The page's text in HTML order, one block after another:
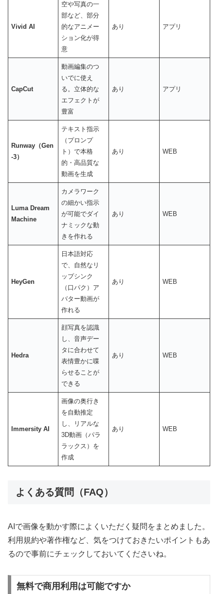
Vivid AI
空や写真の一
部など、部分
的なアニメー
ション化が得
意
あり アプリ
CapCut
動画編集のつ
いでに使え
る。立体的な
エフェクトが
豊富
あり アプリ
Runway（Gen
-3）
テキスト指示
（プロンプ
ト）で本格
的・高品質な
動画を生成
あり WEB
Luma Dream
Machine
カメラワーク
の細かい指示
が可能でダイ
ナミックな動
きを作れる
あり WEB
HeyGen
日本語対応
で、自然なリ
ップシンク
（口パク）ア
バター動画が
作れる
あり WEB
Hedra
顔写真を認識
し、音声デー
タに合わせて
表情豊かに喋
らせることが
できる
あり WEB
Immersity AI
画像の奥行き
を自動推定
し、リアルな
3D動画（パラ
ラックス）を
作成
あり WEB
よくある質問（FAQ）
AIで画像を動かす際によくいただく疑問をまとめました。
利用規約や著作権など、気をつけておきたいポイントもあ
るので事前にチェックしておいてくださいね。
無料で商用利用は可能ですか